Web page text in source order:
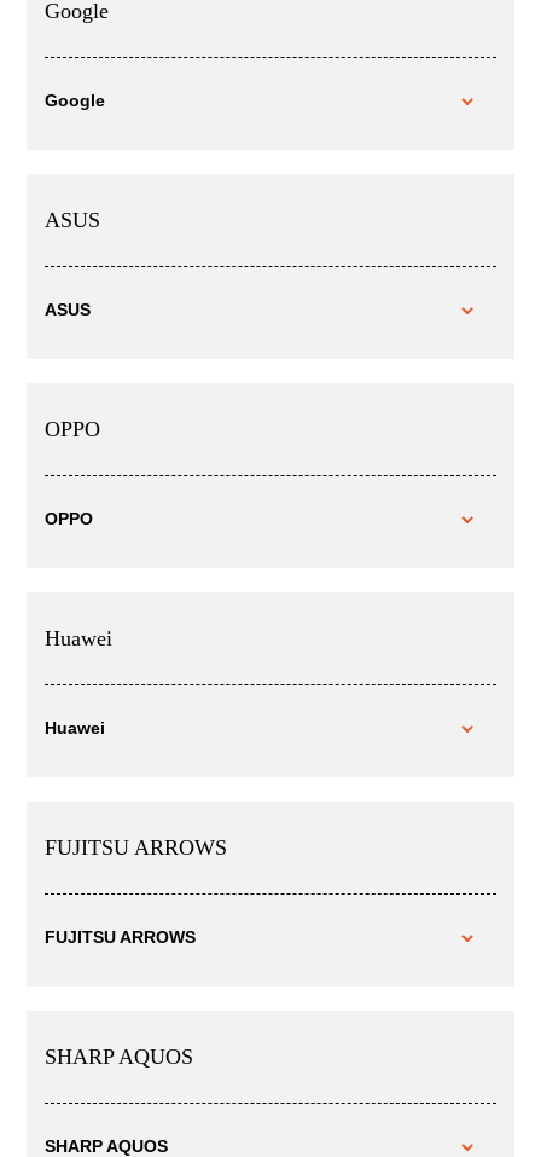
Google
Google
ASUS
ASUS
OPPO
OPPO
Huawei
Huawei
FUJITSU ARROWS
FUJITSU ARROWS
SHARP AQUOS
SHARP AQUOS